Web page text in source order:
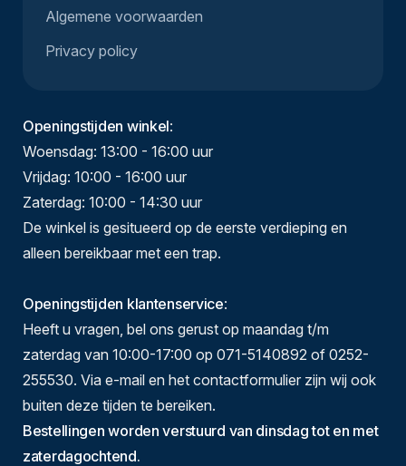
Algemene voorwaarden
Privacy policy
Openingstijden winkel:
Woensdag: 13:00 - 16:00 uur
Vrijdag: 10:00 - 16:00 uur
Zaterdag: 10:00 - 14:30 uur
De winkel is gesitueerd op de eerste verdieping en
alleen bereikbaar met een trap.
Openingstijden klantenservice:
Heeft u vragen, bel ons gerust op maandag t/m
zaterdag van 10:00-17:00 op 071-5140892 of 0252-
255530. Via e-mail en het contactformulier zijn wij ook
buiten deze tijden te bereiken.
Bestellingen worden verstuurd van dinsdag tot en met
zaterdagochtend.